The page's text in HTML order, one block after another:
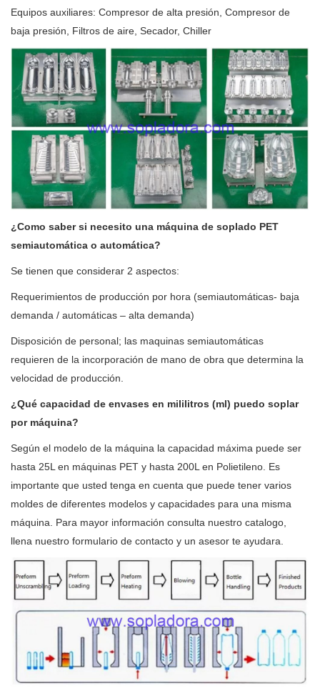
Equipos auxiliares: Compresor de alta presión, Compresor de
baja presión, Filtros de aire, Secador, Chiller
¿Como saber si necesito una máquina de soplado PET
semiautomática o automática?
Se tienen que considerar 2 aspectos:
Requerimientos de producción por hora (semiautomáticas- baja
demanda / automáticas – alta demanda)
Disposición de personal; las maquinas semiautomáticas
requieren de la incorporación de mano de obra que determina la
velocidad de producción.
¿Qué capacidad de envases en mililitros (ml) puedo soplar
por máquina?
Según el modelo de la máquina la capacidad máxima puede ser
hasta 25L en máquinas PET y hasta 200L en Polietileno. Es
importante que usted tenga en cuenta que puede tener varios
moldes de diferentes modelos y capacidades para una misma
máquina. Para mayor información consulta nuestro catalogo,
llena nuestro formulario de contacto y un asesor te ayudara.